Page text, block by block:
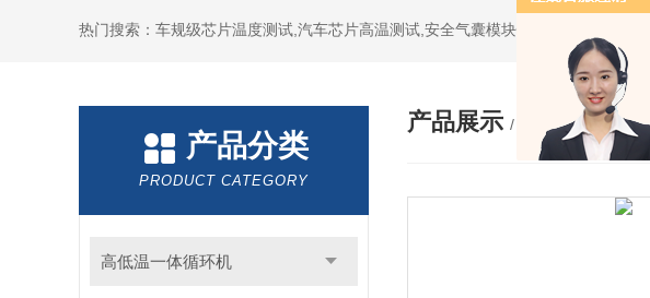
热门搜索：车规级芯片温度测试,汽车芯片高温测试,安全气囊模块性能测试
产品分类
PRODUCT CATEGORY
高低温一体循环机
产品展示 / PRODUCTS